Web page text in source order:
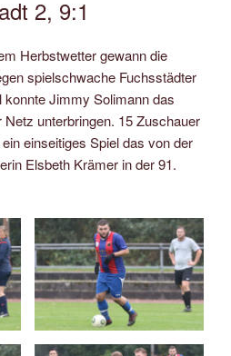
2, 9:1
Herbstwetter gewann die
spielschwache Fuchsstädter
konnte Jimmy Solimann das
unterbringen. 15 Zuschauer
einseitiges Spiel das von der
Elsbeth Krämer in der 91.